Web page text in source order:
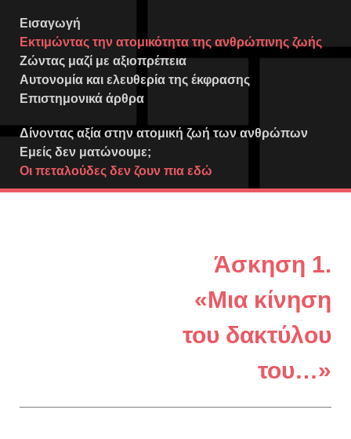
Εισαγωγή
Εκτιμώντας την ατομικότητα της ανθρώπινης ζωής
Ζώντας μαζί με αξιοπρέπεια
Αυτονομία και ελευθερία της έκφρασης
Επιστημονικά άρθρα
Δίνοντας αξία στην ατομική ζωή των ανθρώπων
Εμείς δεν ματώνουμε;
Οι πεταλούδες δεν ζουν πια εδώ
Άσκηση 1.
«Μια κίνηση
του δακτύλου
του…»